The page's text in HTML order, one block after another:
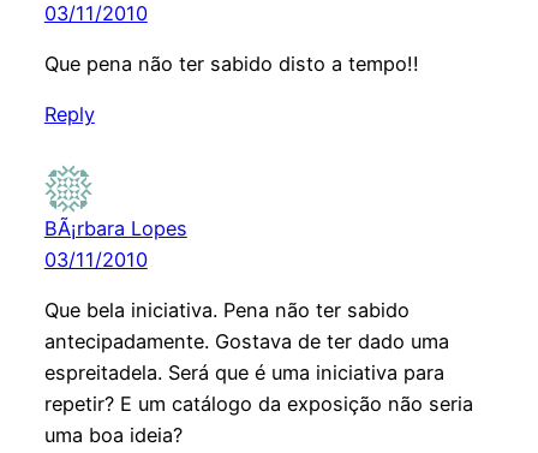
03/11/2010
Que pena não ter sabido disto a tempo!!
Reply
BÃ¡rbara Lopes
03/11/2010
Que bela iniciativa. Pena não ter sabido
antecipadamente. Gostava de ter dado uma
espreitadela. Será que é uma iniciativa para
repetir? E um catálogo da exposição não seria
uma boa ideia?